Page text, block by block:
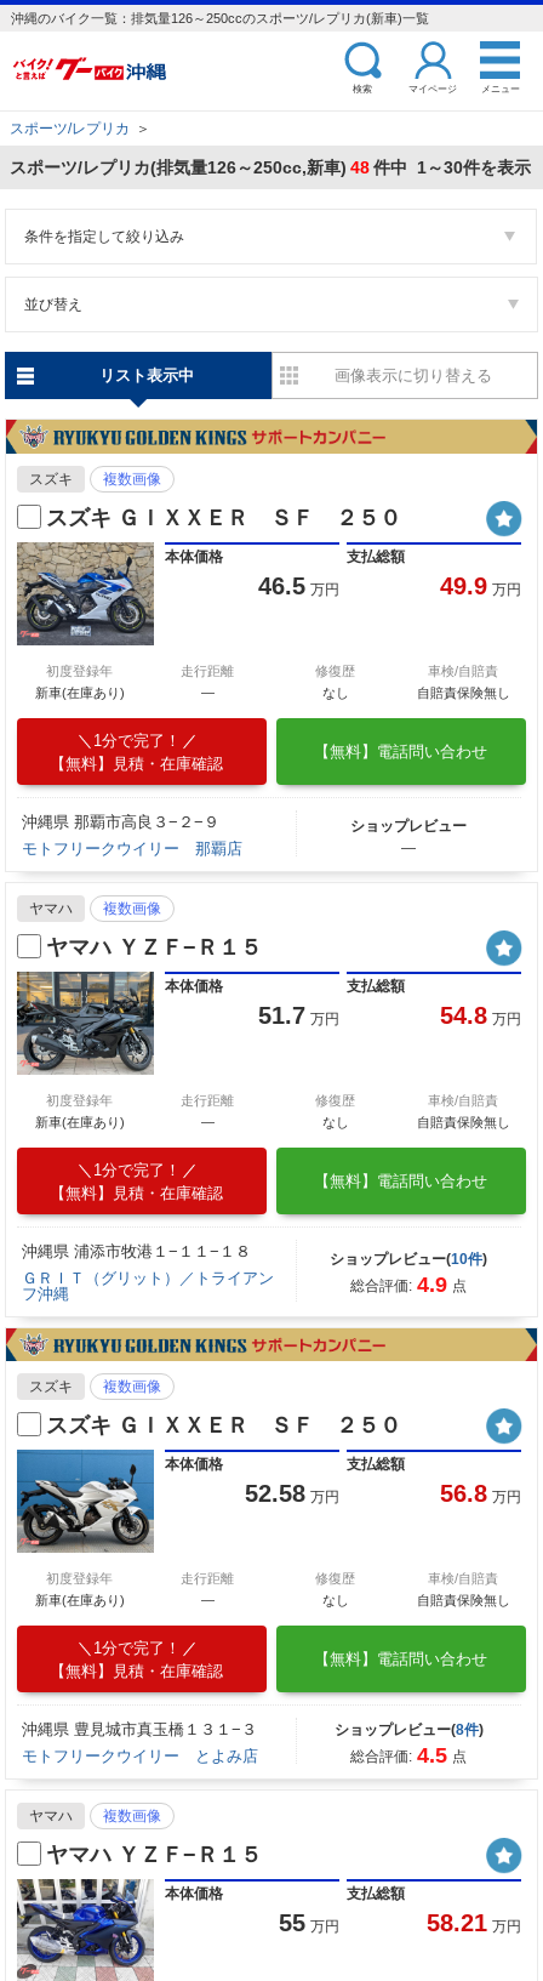
沖縄のバイク一覧：排気量126～250ccのスポーツ/レプリカ(新車)一覧
検索 マイページ メニュー
スポーツ/レプリカ ＞
スポーツ/レプリカ(排気量126～250cc,新車) 48件中 1～30件を表示
条件を指定して絞り込み
並び替え
リスト表示中 画像表示に切り替える
スズキ 複数画像
スズキ ＧＩＸＸＥＲ ＳＦ ２５０
本体価格
46.5 万円
支払総額
49.9 万円
初度登録年
新車(在庫あり)
走行距離
―
修復歴
なし
車検/自賠責
自賠責保険無し
1分で完了！
【無料】見積・在庫確認
【無料】電話問い合わせ
沖縄県 那覇市高良３−２−９
モトフリークウイリー 那覇店
ショップレビュー
―
ヤマハ 複数画像
ヤマハ ＹＺＦ−Ｒ１５
本体価格
51.7 万円
支払総額
54.8 万円
初度登録年
新車(在庫あり)
走行距離
―
修復歴
なし
車検/自賠責
自賠責保険無し
1分で完了！
【無料】見積・在庫確認
【無料】電話問い合わせ
沖縄県 浦添市牧港１−１１−１８
ＧＲＩＴ（グリット）／トライアン
フ沖縄
ショップレビュー(10件)
総合評価: 4.9 点
スズキ 複数画像
スズキ ＧＩＸＸＥＲ ＳＦ ２５０
本体価格
52.58 万円
支払総額
56.8 万円
初度登録年
新車(在庫あり)
走行距離
―
修復歴
なし
車検/自賠責
自賠責保険無し
1分で完了！
【無料】見積・在庫確認
【無料】電話問い合わせ
沖縄県 豊見城市真玉橋１３１−３
モトフリークウイリー とよみ店
ショップレビュー(8件)
総合評価: 4.5 点
ヤマハ 複数画像
ヤマハ ＹＺＦ−Ｒ１５
本体価格
55 万円
支払総額
58.21 万円